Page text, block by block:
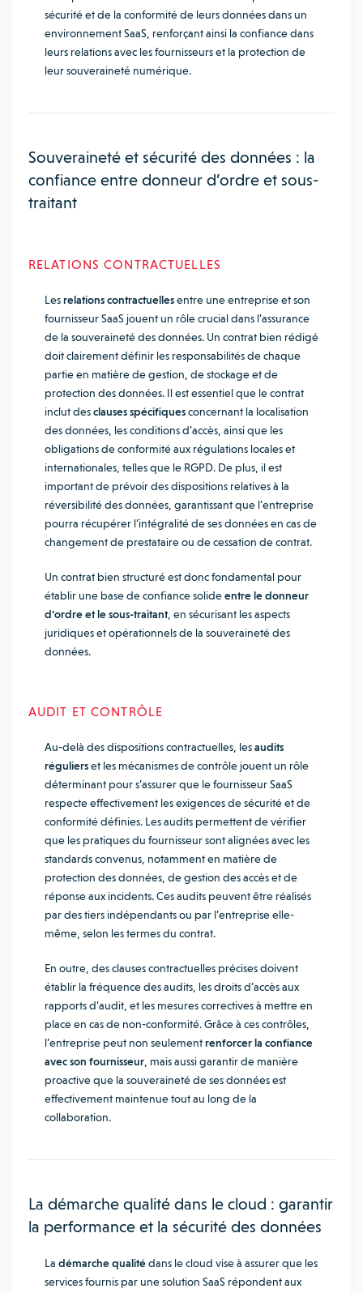
sécurité et de la conformité de leurs données dans un
environnement SaaS, renforçant ainsi la confiance dans
leurs relations avec les fournisseurs et la protection de
leur souveraineté numérique.
Souveraineté et sécurité des données : la
confiance entre donneur d’ordre et sous-
traitant
RELATIONS CONTRACTUELLES
Lesrelations contractuellesentre une entreprise et son
fournisseur SaaS jouent un rôle crucial dans l’assurance
de la souveraineté des données. Un contrat bien rédigé
doit clairement définir les responsabilités de chaque
partie en matière de gestion, de stockage et de
protection des données. Il est essentiel que le contrat
inclut desclauses spécifiquesconcernant la localisation
des données, les conditions d’accès, ainsi que les
obligations de conformité aux régulations locales et
internationales, telles que le RGPD. De plus, il est
important de prévoir des dispositions relatives à la
réversibilité des données, garantissant que l’entreprise
pourra récupérer l’intégralité de ses données en cas de
changement de prestataire ou de cessation de contrat.
Un contrat bien structuré est donc fondamental pour
établir une base de confiance solideentre le donneur
d’ordre et le sous-traitant, en sécurisant les aspects
juridiques et opérationnels de la souveraineté des
données.
AUDIT ET CONTRÔLE
Au-delà des dispositions contractuelles, lesaudits
régulierset les mécanismes de contrôle jouent un rôle
déterminant pour s’assurer que le fournisseur SaaS
respecte effectivement les exigences de sécurité et de
conformité définies. Les audits permettent de vérifier
que les pratiques du fournisseur sont alignées avec les
standards convenus, notamment en matière de
protection des données, de gestion des accès et de
réponse aux incidents. Ces audits peuvent être réalisés
par des tiers indépendants ou par l’entreprise elle-
même, selon les termes du contrat.
En outre, des clauses contractuelles précises doivent
établir la fréquence des audits, les droits d’accès aux
rapports d’audit, et les mesures correctives à mettre en
place en cas de non-conformité. Grâce à ces contrôles,
l’entreprise peut non seulementrenforcer la confiance
avec son fournisseur , mais aussi garantir de manière
proactive que la souveraineté de ses données est
effectivement maintenue tout au long de la
collaboration.
La démarche qualité dans le cloud : garantir
la performance et la sécurité des données
La démarche qualitédans le cloud vise à assurer que les
services fournis par une solution SaaS répondent aux